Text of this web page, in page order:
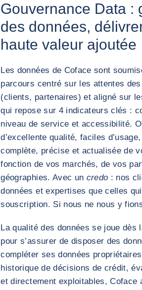
Gouvernance Data :
des données,
haute valeur ajoutée
Les données de Coface sont
parcours centré sur les attentes
(clients, partenaires) et aligné sur
qui repose sur 4 indicateurs clés :
niveau de service et accessibilité.
d’excellente qualité, faciles
complète, précise et actualisée de
fonction de vos marchés, de vos
géographies. Avec un credo : nos
données et expertises que celles
souscription. Si nous ne nous y
La qualité des données se joue dès
pour s’assurer de disposer des
compléter ses données
historique de décisions de crédit,
et directement exploitables, Coface